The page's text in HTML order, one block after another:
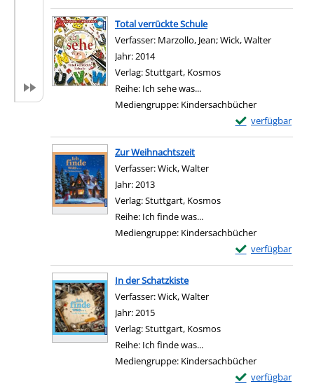
Zum Download von
Total verrückte Schule
Verfasser: Marzollo, Jean;Wick, Walter
Jahr:2014
Verlag:Stuttgart, Kosmos
Reihe: Ich sehe was...
Mediengruppe: Kindersachbücher
verfügbar
Exemplar-Details
Zum Download
Zur Weihnachtszeit
Verfasser:Wick, Walter
Jahr:2013
Verlag:Stuttgart, Kosmos
Reihe: Ich finde was...
Mediengruppe: Kindersachbücher
verfügbar
Exemplar-Details
Zum Download
In der Schatzkiste
Verfasser:Wick, Walter
Jahr:2015
Verlag:Stuttgart, Kosmos
Reihe: Ich finde was...
Mediengruppe: Kindersachbücher
verfügbar
Exemplar-Details